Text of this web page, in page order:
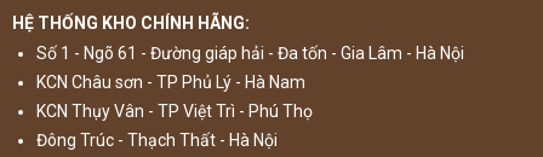
HỆ THỐNG KHO CHÍNH HÃNG:
Số 1 - Ngõ 61 - Đường giáp hải - Đa tốn - Gia Lâm - Hà Nội
KCN Châu sơn - TP Phủ Lý - Hà Nam
KCN Thụy Vân - TP Việt Trì - Phú Thọ
Đông Trúc - Thạch Thất - Hà Nội